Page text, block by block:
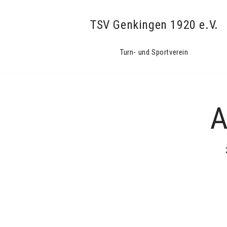
TSV Genkingen 1920 e.V.
Turn- und Sportverein